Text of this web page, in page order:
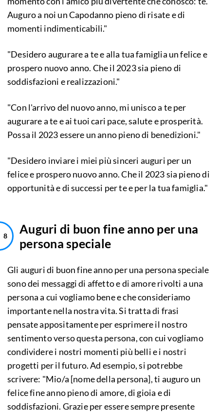
Auguro a noi un Capodanno pieno di risate e di
momenti indimenticabili."
"Desidero augurare a te e alla tua famiglia un felice e
prospero nuovo anno. Che il 2023 sia pieno di
soddisfazioni e realizzazioni."
"Con l'arrivo del nuovo anno, mi unisco a te per
augurare a te e ai tuoi cari pace, salute e prosperità.
Possa il 2023 essere un anno pieno di benedizioni."
"Desidero inviare i miei più sinceri auguri per un
felice e prospero nuovo anno. Che il 2023 sia pieno di
opportunità e di successi per te e per la tua famiglia."
Auguri di buon fine anno per una
persona speciale
Gli auguri di buon fine anno per una persona speciale
sono dei messaggi di affetto e di amore rivolti a una
persona a cui vogliamo bene e che consideriamo
importante nella nostra vita. Si tratta di frasi
pensate appositamente per esprimere il nostro
sentimento verso questa persona, con cui vogliamo
condividere i nostri momenti più belli e i nostri
progetti per il futuro. Ad esempio, si potrebbe
scrivere: "Mio/a [nome della persona], ti auguro un
felice fine anno pieno di amore, di gioia e di
soddisfazioni. Grazie per essere sempre presente